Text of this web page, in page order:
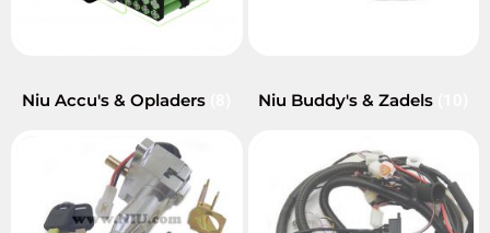
Niu Accu's & Opladers Niu Buddy's & Zadels